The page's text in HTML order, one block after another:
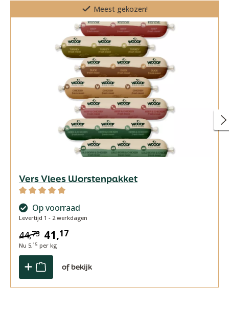
Meest gekozen!
Vers Vlees Worstenpakket
Op voorraad
Levertijd 1 - 2 werkdagen
41,17
44,75
Nu 5,15 per kg
of bekijk